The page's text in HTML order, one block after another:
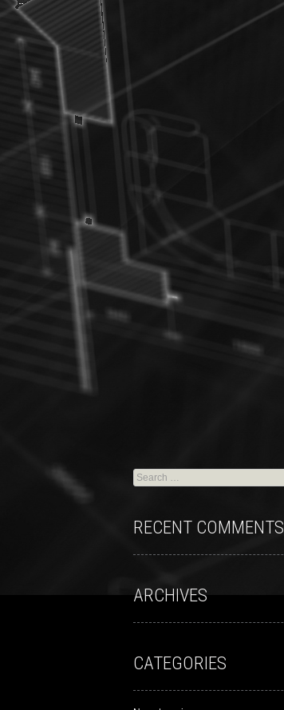
RECENT COMMENTS
ARCHIVES
CATEGORIES